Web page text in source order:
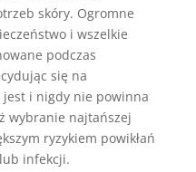
skóry. Ogromne
i wszelkie
podczas
się na
jest i nigdy nie powinna
wybranie najtańszej
ryzykiem powikłań
infekcji.